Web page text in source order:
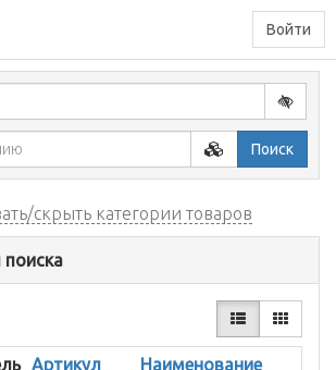
Войти
Поиск
скрыть категории товаров
поиска
Артикул
Наименование